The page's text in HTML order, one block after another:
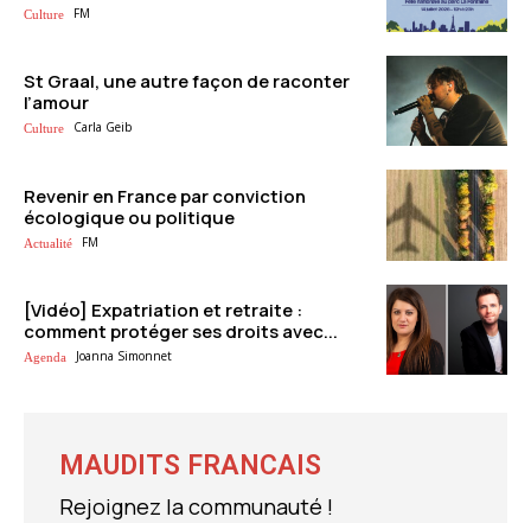
Culture FM
St Graal, une autre façon de raconter
l’amour
Culture Carla Geib
Revenir en France par conviction
écologique ou politique
Actualité FM
[Vidéo] Expatriation et retraite :
comment protéger ses droits avec...
Agenda Joanna Simonnet
MAUDITS FRANCAIS
Rejoignez la communauté !